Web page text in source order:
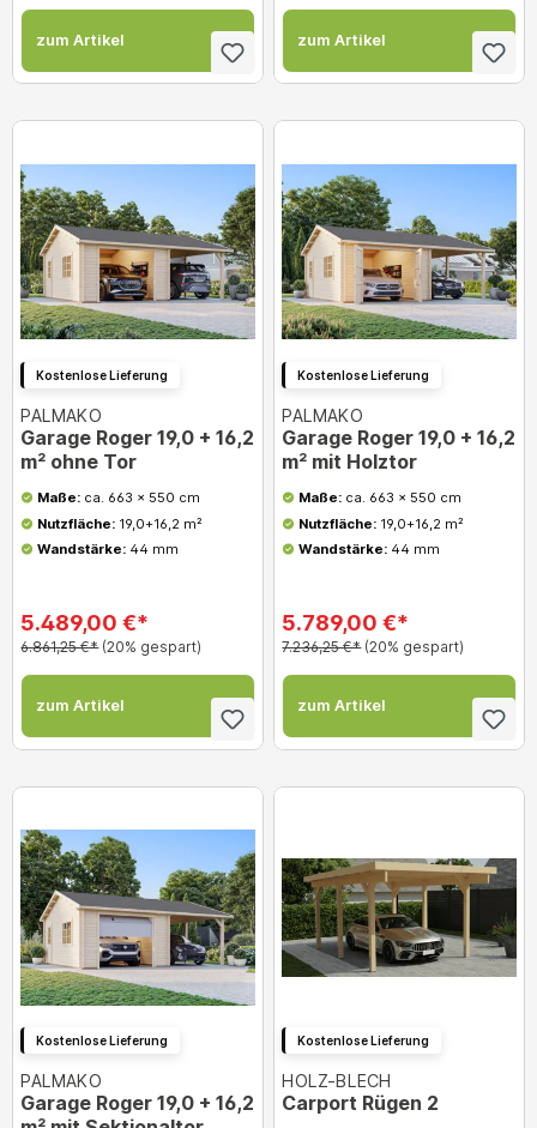
zum Artikel zum Artikel
Kostenlose Lieferung
PALMAKO
Garage Roger 19,0 + 16,2
m² ohne Tor
Maße: ca. 663 x 550 cm
Nutzfläche:19,0+16,2 m²
Wandstärke:44 mm
5.489,00 €*
6.861,25 €* (20% gespart)
zum Artikel
Kostenlose Lieferung
PALMAKO
Garage Roger 19,0 + 16,2
m² mit Holztor
Maße:ca. 663 x 550 cm
Nutzfläche:19,0+16,2 m²
Wandstärke: 44 mm
5.789,00 €*
7.236,25 €* (20% gespart)
zum Artikel
Kostenlose Lieferung
PALMAKO
Garage Roger 19,0 + 16,2
Kostenlose Lieferung
HOLZ-BLECH
Carport Rügen 2